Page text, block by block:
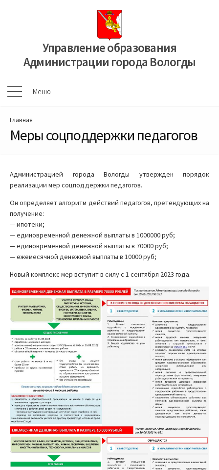
Управление образования
Администрации города Вологды
Меню
Меню
Главная
Меры соцподдержки педагогов
Администрацией города Вологды утвержден порядок
реализации мер соцподдержки педагогов.
Он определяет алгоритм действий педагогов, претендующих на
получение:
— ипотеки;
— единовременной денежной выплаты в 1000000 руб;
— единовременной денежной выплаты в 70000 руб;
— ежемесячной денежной выплаты в 10000 руб;
Новый комплекс мер вступит в силу с 1 сентября 2023 года.